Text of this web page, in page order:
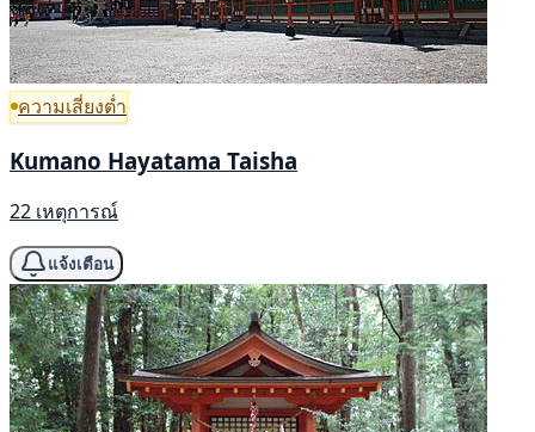
ความเสี่ยงต่ำ
Kumano Hayatama Taisha
22 เหตุการณ์
แจ้งเตือน